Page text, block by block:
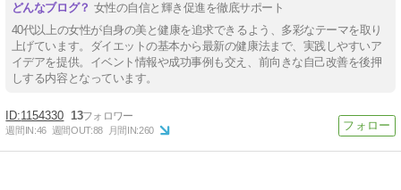
女性の自信と輝き促進を徹底サポート
40代以上の女性が自身の美と健康を追求できるよう、多彩なテーマを取り
上げています。ダイエットの基本から最新の健康法まで、実践しやすいア
イデアを提供。イベント情報や成功事例も交え、前向きな自己改善を後押
しする内容となっています。
1154330 13
週間IN:46 週間OUT:88 月間IN:260